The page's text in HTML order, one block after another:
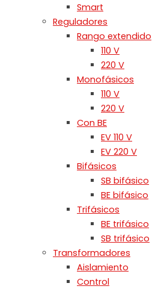
Smart
Reguladores
Rango extendido
110 V
220 V
Monofásicos
110 V
220 V
Con BE
EV 110 V
EV 220 V
Bifásicos
SB bifásico
BE bifásico
Trifásicos
BE trifásico
SB trifásico
Transformadores
Aislamiento
Control